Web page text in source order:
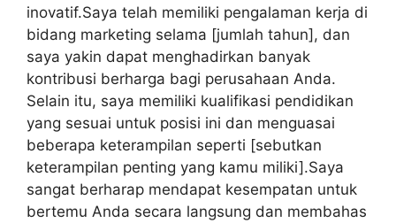
inovatif.Saya telah memiliki pengalaman kerja di
bidang marketing selama [jumlah tahun], dan
saya yakin dapat menghadirkan banyak
kontribusi berharga bagi perusahaan Anda.
Selain itu, saya memiliki kualifikasi pendidikan
yang sesuai untuk posisi ini dan menguasai
beberapa keterampilan seperti [sebutkan
keterampilan penting yang kamu miliki].Saya
sangat berharap mendapat kesempatan untuk
bertemu Anda secara langsung dan membahas